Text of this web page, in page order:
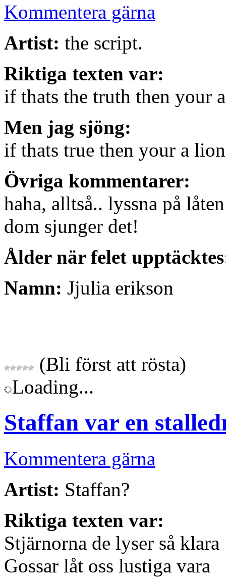
Kommentera gärna
Artist: the script.
Riktiga texten var:
if thats the truth then your
Men jag sjöng:
if thats true then your a
Övriga kommentarer:
haha, alltså.. lyssna på
dom sjunger det!
Ålder när felet
Namn: Jjulia erikson
(Bli först att rösta)
Loading...
Staffan var en
Kommentera gärna
Artist: Staffan?
Riktiga texten var:
Stjärnorna de lyser så klara
Gossar låt oss lustiga vara